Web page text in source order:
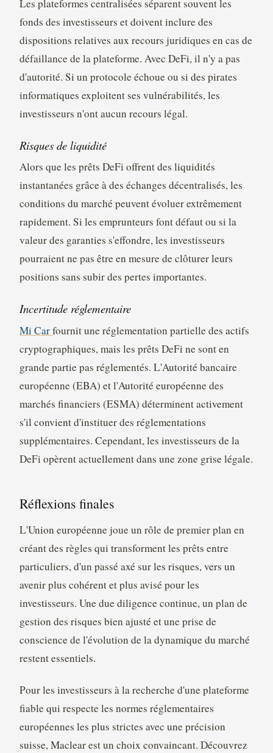
Les plateformes centralisées séparent souvent les
fonds des investisseurs et doivent inclure des
dispositions relatives aux recours juridiques en cas de
défaillance de la plateforme. Avec DeFi, il n'y a pas
d'autorité. Si un protocole échoue ou si des pirates
informatiques exploitent ses vulnérabilités, les
investisseurs n'ont aucun recours légal.
Risques de liquidité
Alors que les prêts DeFi offrent des liquidités
instantanées grâce à des échanges décentralisés, les
conditions du marché peuvent évoluer extrêmement
rapidement. Si les emprunteurs font défaut ou si la
valeur des garanties s'effondre, les investisseurs
pourraient ne pas être en mesure de clôturer leurs
positions sans subir des pertes importantes.
Incertitude réglementaire
Mi Carfournit une réglementation partielle des actifs
cryptographiques, mais les prêts DeFi ne sont en
grande partie pas réglementés. L'Autorité bancaire
européenne (EBA) et l'Autorité européenne des
marchés financiers (ESMA) déterminent activement
s'il convient d'instituer des réglementations
supplémentaires. Cependant, les investisseurs de la
DeFi opèrent actuellement dans une zone grise légale.
Réflexions finales
L'Union européenne joue un rôle de premier plan en
créant des règles qui transforment les prêts entre
particuliers, d'un passé axé sur les risques, vers un
avenir plus cohérent et plus avisé pour les
investisseurs. Une due diligence continue, un plan de
gestion des risques bien ajusté et une prise de
conscience de l'évolution de la dynamique du marché
restent essentiels.
Pour les investisseurs à la recherche d'une plateforme
fiable qui respecte les normes réglementaires
européennes les plus strictes avec une précision
suisse, Maclear est un choix convaincant. Découvrez